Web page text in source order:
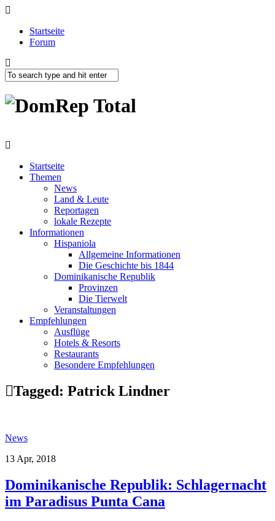
Startseite
Forum
Startseite
Themen
News
Land & Leute
Reportagen
lokale Rezepte
Informationen
Hispaniola
Allgemeine Informationen
Die Geschichte bis 1844
Dominikanische Republik
Provinzen
Die Tierwelt
Veranstaltungen
Empfehlungen
Ausflüge
Hotels & Resorts
Restaurants
Besondere Empfehlungen
Tagged: Patrick Lindner
News
13 Apr, 2018
Dominikanische Republik: Schlagernacht
im Paradisus Punta Cana